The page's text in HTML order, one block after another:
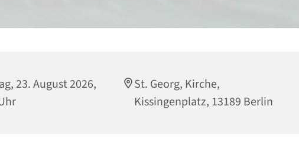
23. August 2026,
St. Georg, Kirche,
Kissingenplatz, 13189 Berlin